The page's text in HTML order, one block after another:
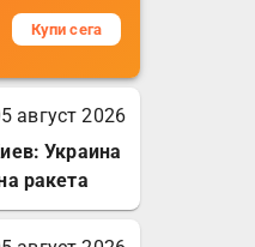
на
за
на
Купи сега
август 2026
Украина
ракета